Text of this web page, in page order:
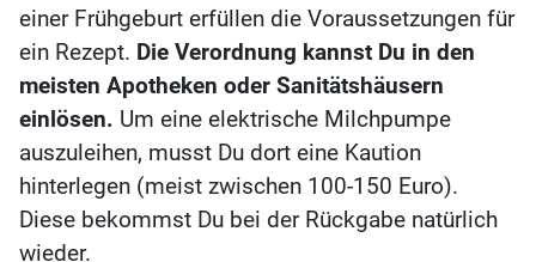
einer Frühgeburt erfüllen die Voraussetzungen für
ein Rezept. Die Verordnung kannst Du in den
meisten Apotheken oder Sanitätshäusern
einlösen. Um eine elektrische Milchpumpe
auszuleihen, musst Du dort eine Kaution
hinterlegen (meist zwischen 100-150 Euro).
Diese bekommst Du bei der Rückgabe natürlich
wieder.